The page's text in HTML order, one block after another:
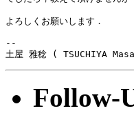
よろしくお願いします．
--
土屋 雅稔 ( TSUCHIYA
Follow-